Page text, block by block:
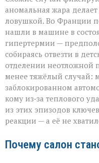
аномальная жара
ловушкой. Во Франции
нашли в машине в
гипертермии —
собираясь отвезти в
отделении неотложной
менее тяжёлый случай:
заблокированном
кому из‑за теплового
из этих эпизодов
реакции — а её не
Почему салон